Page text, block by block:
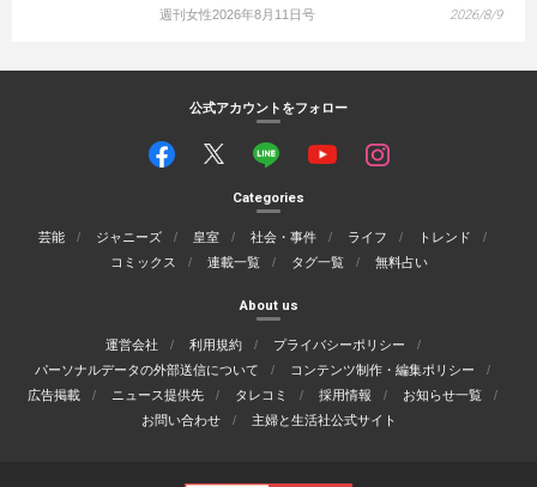
週刊女性2026年8月11日号 2026/8/9
公式アカウントをフォロー
Categories
芸能 ジャニーズ 皇室 社会・事件 ライフ
トレンド
コミックス
連載一覧 タグ一覧 無料占い
About us
運営会社 利用規約
プライバシーポリシー
パーソナルデータの外部送信について
コンテンツ制作・編集ポリシー
広告掲載
ニュース提供先 タレコミ 採用情報
お知らせ一覧
お問い合わせ
主婦と生活社公式サイト